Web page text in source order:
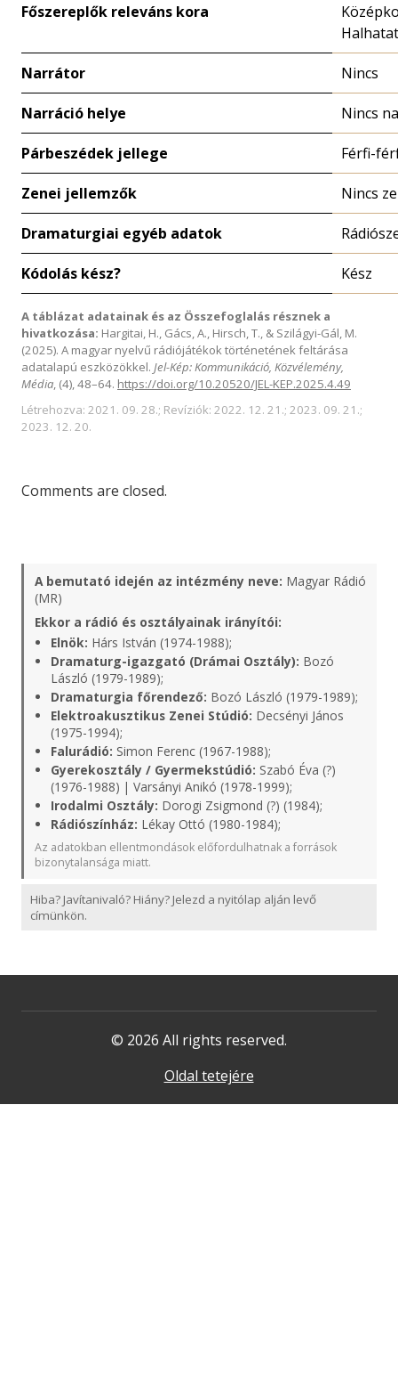
Főszereplők releváns kora
Narrátor Nincs
Narráció helye Nincs
Párbeszédek jellege Férfi-
Zenei jellemzők Nincs
Dramaturgiai egyéb adatok
Kódolás kész? Kész
A táblázat adatainak és az Összefoglalás résznek a
hivatkozása: Hargitai, H., Gács, A., Hirsch, T., & Szilágyi-Gál, M.
(2025). A magyar nyelvű rádiójátékok történetének feltárása
adatalapú eszközökkel. Jel-Kép: Kommunikáció, Közvélemény,
Média, (4), 48–64. https://doi.org/10.20520/JEL-KEP.2025.4.49
Létrehozva: 2021. 09. 28.; Revíziók: 2022. 12. 21.; 2023. 09. 21.;
2023. 12. 20.
Comments are closed.
A bemutató idején az intézmény neve: Magyar Rádió
(MR)
Ekkor a rádió és osztályainak irányítói:
Elnök: Hárs István (1974-1988);
Dramaturg-igazgató (Drámai Osztály): Bozó
László (1979-1989);
Dramaturgia főrendező: Bozó László (1979-1989);
Elektroakusztikus Zenei Stúdió: Decsényi János
(1975-1994);
Falurádió: Simon Ferenc (1967-1988);
Gyerekosztály / Gyermekstúdió: Szabó Éva (?)
(1976-1988) | Varsányi Anikó (1978-1999);
Irodalmi Osztály: Dorogi Zsigmond (?) (1984);
Rádiószínház: Lékay Ottó (1980-1984);
Az adatokban ellentmondások előfordulhatnak a források
bizonytalansága miatt.
Hiba? Javítanivaló? Hiány? Jelezd a nyitólap alján levő
címünkön.
© 2026 All rights reserved.
Oldal tetejére